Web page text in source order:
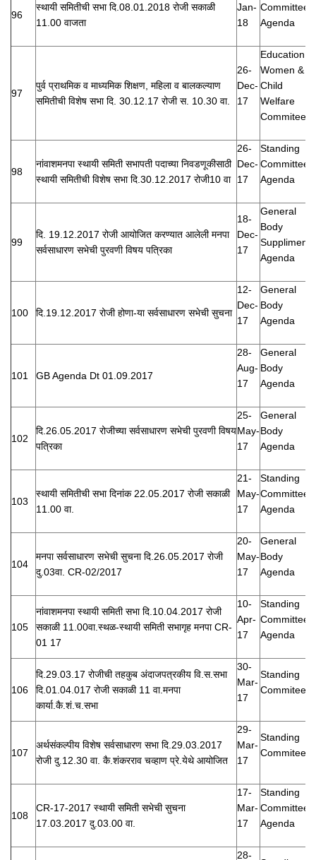
96
स्थायी समितीची सभा दि.08.01.2018 रोजी सकाळी
11.00 वाजता
Jan-
18
Committee
Agenda
97
पुर्व प्राथमिक व माध्यमिक शिक्षण, महिला व बालकल्याण
समितीची विशेष सभा दि. 30.12.17 रोजी स. 10.30 वा.
26-
Dec-
17
Education,
Women &
Child
Welfare
Commitee
98
नांवाशमनपा स्थायी समिती सभापती पदाच्या निवडणूकीसाठी
स्थायी समितीची विशेष सभा दि.30.12.2017 रोजी10 वा
26-
Dec-
17
Standing
Committee
Agenda
99
दि. 19.12.2017 रोजी आयोजित करण्यात आलेली मनपा
सर्वसाधारण सभेची पुरवणी विषय पत्रिका
18-
Dec-
17
General
Body
Suppliment
Agenda
100 दि.19.12.2017 रोजी होणा-या सर्वसाधारण सभेची सुचना
12-
Dec-
17
General
Body
Agenda
101 GB Agenda Dt 01.09.2017
28-
Aug-
17
General
Body
Agenda
102
दि.26.05.2017 रोजीच्या सर्वसाधारण सभेची पुरवणी विषय
पत्रिका
25-
May-
17
General
Body
Agenda
103
स्थायी समितीची सभा दिनांक 22.05.2017 रोजी सकाळी
11.00 वा.
21-
May-
17
Standing
Committee
Agenda
104
मनपा सर्वसाधारण सभेची सुचना दि.26.05.2017 रोजी
दु.03वा. CR-02/2017
20-
May-
17
General
Body
Agenda
105
नांवाशमनपा स्थायी समिती सभा दि.10.04.2017 रोजी
सकाळी 11.00वा.स्थळ-स्थायी समिती सभागृह मनपा CR-
01 17
10-
Apr-
17
Standing
Committee
Agenda
106
दि.29.03.17 रोजीची तहकुब अंदाजपत्रकीय वि.स.सभा
दि.01.04.017 रोजी सकाळी 11 वा.मनपा
कार्या.कै.शं.च.सभा
30-
Mar-
17
Standing
Commitee
107
अर्थसंकल्पीय विशेष सर्वसाधारण सभा दि.29.03.2017
रोजी दु.12.30 वा. कै.शंकरराव चव्हाण प्रे.येथे आयोजित
29-
Mar-
17
Standing
Commitee
108
CR-17-2017 स्थायी समिती सभेची सुचना
17.03.2017 दु.03.00 वा.
17-
Mar-
17
Standing
Committee
Agenda
28-